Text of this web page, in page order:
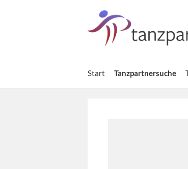
Start Tanzpartnersuche